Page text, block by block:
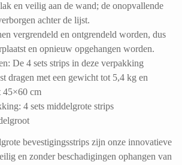
en veilig aan de wand; de onopvallende
achter de lijst.
vergrendeld en ontgrendeld worden, dus
en opnieuw opgehangen worden.
De 4 sets strips in deze verpakking
dragen met een gewicht tot 5,4 kg en
45×60 cm
4 sets middelgrote strips
bevestigingsstrips zijn onze innovatieve
en zonder beschadigingen ophangen van